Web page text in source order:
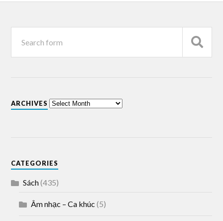
ARCHIVES
CATEGORIES
Sách(435)
Âm nhạc – Ca khúc (5)